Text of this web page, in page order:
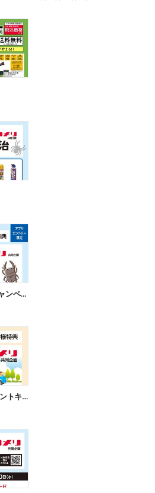
マルカン 昆虫用品ポイントキャンペーン
ブリヂストン 夏のタイヤ ポイントキャンペーン